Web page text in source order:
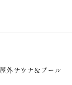
屋外サウナ＆プール